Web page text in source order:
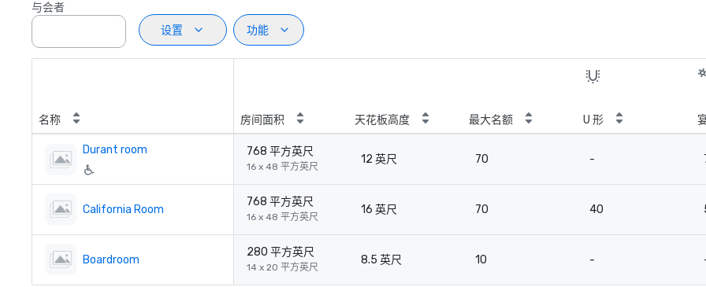
与会者
设置
功能
名称 房间面积 天花板高度 最大名额 U 形
Durant room 768 平方英尺
16 x 48 平方英尺
12 英尺 70 -
California Room
768 平方英尺
16 x 48 平方英尺
16 英尺 70 40
Boardroom
280 平方英尺
14 x 20 平方英尺
8.5 英尺 10 -